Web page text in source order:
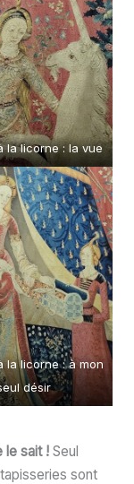
la licorne : la vue
la licorne : à mon
désir
le sait ! Seul
sont